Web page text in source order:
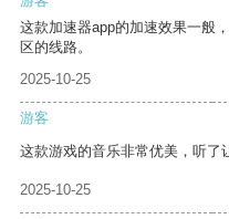
这款加速器app的加速效果一般
区的线路。
2025-10-25
游客
这款游戏的音乐非常优美，听了
2025-10-25